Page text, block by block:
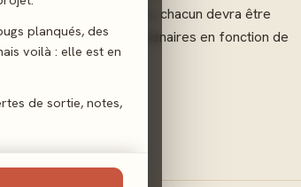
planqués, des
voilà : elle est en
de sortie, notes,
A l'issue des 5 tours, chacun devra être
par rapport à ses partenaires en fonction de
cartes.